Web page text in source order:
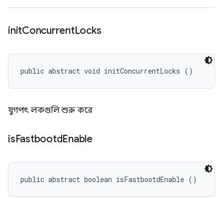
initConcurrentLocks
public abstract void initConcurrentLocks ()
যুগপৎ লকগুলি শুরু করে
isFastbootdEnable
public abstract boolean isFastbootdEnable ()